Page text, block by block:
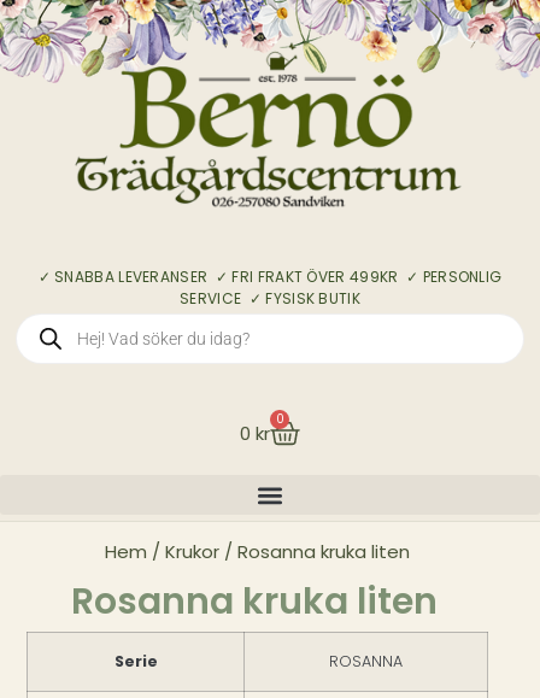
✓ SNABBA LEVERANSER ✓ FRI FRAKT ÖVER 499KR ✓ PERSONLIG
SERVICE ✓ FYSISK BUTIK
0 kr
0
Hem /Krukor / Rosanna kruka liten
Rosanna kruka liten
Serie ROSANNA